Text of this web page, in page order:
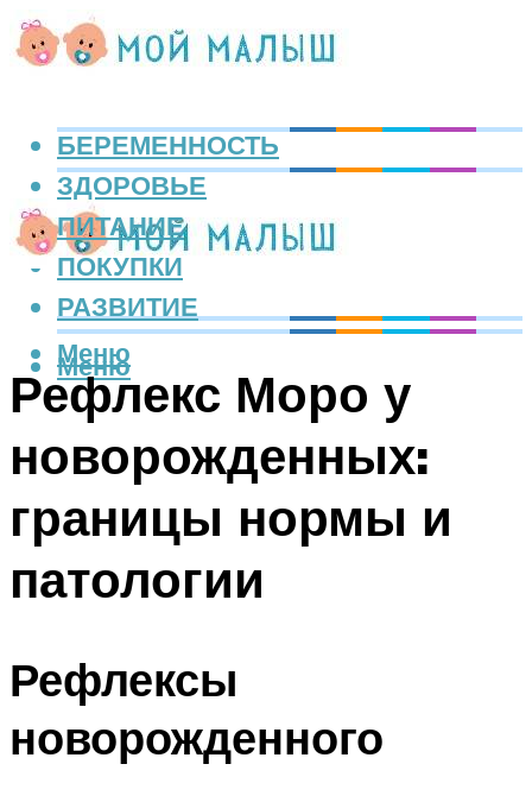
БЕРЕМЕННОСТЬ
ЗДОРОВЬЕ
ПИТАНИЕ
ПОКУПКИ
РАЗВИТИЕ
Меню
Меню
Рефлекс Моро у
новорожденных:
границы нормы и
патологии
Рефлексы
новорожденного